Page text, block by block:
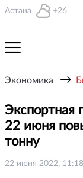
Астана +26
Экономика →
Экспортная
22 июня
тонну
22 июня 2022, 11:18